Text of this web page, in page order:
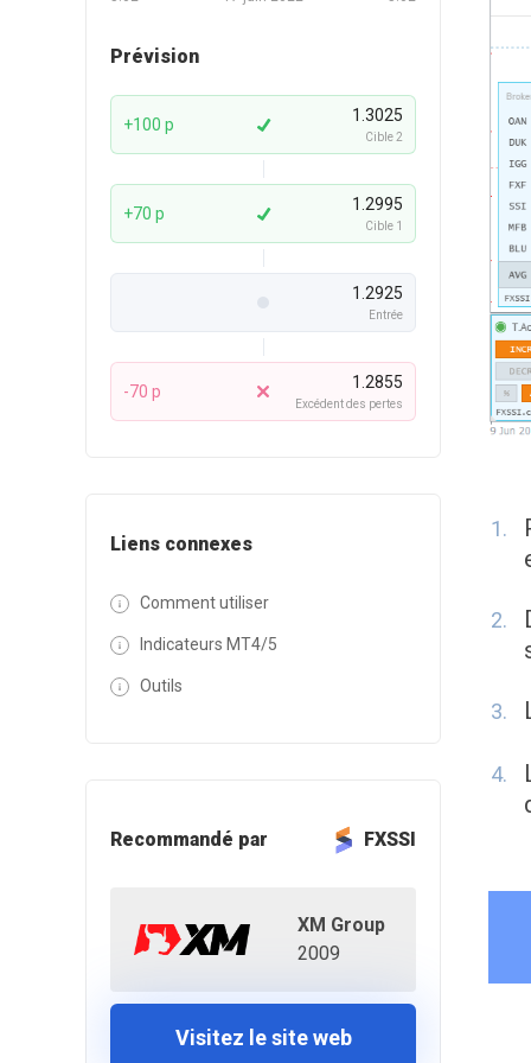
Prévision
+100 p 1.3025
Cible 2
+70 p 1.2995
Cible 1
1.2925
Entrée
-70 p 1.2855
Excédent des pertes
Liens connexes
Comment utiliser
Indicateurs MT4/5
Outils
Recommandé par FXSSI
XM Group
2009
Visitez le site web